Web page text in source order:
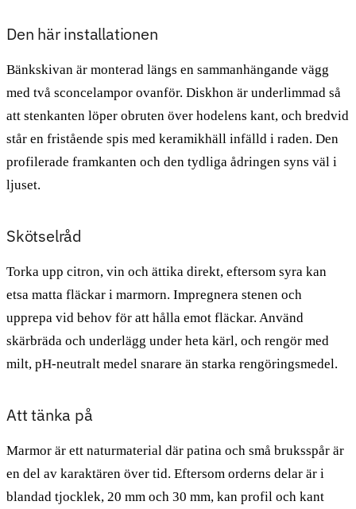
Den här installationen
Bänkskivan är monterad längs en sammanhängande vägg
med två sconcelampor ovanför. Diskhon är underlimmad så
att stenkanten löper obruten över hodelens kant, och bredvid
står en fristående spis med keramikhäll infälld i raden. Den
profilerade framkanten och den tydliga ådringen syns väl i
ljuset.
Skötselråd
Torka upp citron, vin och ättika direkt, eftersom syra kan
etsa matta fläckar i marmorn. Impregnera stenen och
upprepa vid behov för att hålla emot fläckar. Använd
skärbräda och underlägg under heta kärl, och rengör med
milt, pH-neutralt medel snarare än starka rengöringsmedel.
Att tänka på
Marmor är ett naturmaterial där patina och små bruksspår är
en del av karaktären över tid. Eftersom orderns delar är i
blandad tjocklek, 20 mm och 30 mm, kan profil och kant